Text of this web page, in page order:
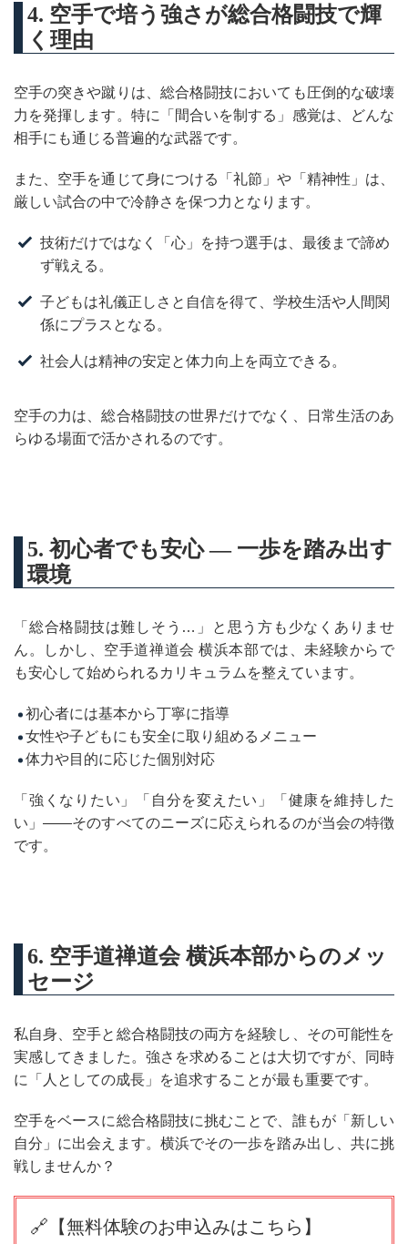
4. 空手で培う強さが総合格闘技で輝
く理由
空手の突きや蹴りは、総合格闘技においても圧倒的な破壊
力を発揮します。特に「間合いを制する」感覚は、どんな
相手にも通じる普遍的な武器です。
また、空手を通じて身につける「礼節」や「精神性」は、
厳しい試合の中で冷静さを保つ力となります。
技術だけではなく「心」を持つ選手は、最後まで諦め
ず戦える。
子どもは礼儀正しさと自信を得て、学校生活や人間関
係にプラスとなる。
社会人は精神の安定と体力向上を両立できる。
空手の力は、総合格闘技の世界だけでなく、日常生活のあ
らゆる場面で活かされるのです。
5. 初心者でも安心 ― 一歩を踏み出す
環境
「総合格闘技は難しそう…」と思う方も少なくありませ
ん。しかし、空手道禅道会 横浜本部では、未経験からで
も安心して始められるカリキュラムを整えています。
初心者には基本から丁寧に指導
女性や子どもにも安全に取り組めるメニュー
体力や目的に応じた個別対応
「強くなりたい」「自分を変えたい」「健康を維持した
い」――そのすべてのニーズに応えられるのが当会の特徴
です。
6. 空手道禅道会 横浜本部からのメッ
セージ
私自身、空手と総合格闘技の両方を経験し、その可能性を
実感してきました。強さを求めることは大切ですが、同時
に「人としての成長」を追求することが最も重要です。
空手をベースに総合格闘技に挑むことで、誰もが「新しい
自分」に出会えます。横浜でその一歩を踏み出し、共に挑
戦しませんか？
🔗【無料体験のお申込みはこちら】